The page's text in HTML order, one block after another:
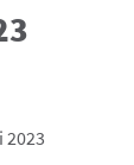
2023